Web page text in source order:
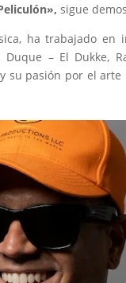
sigue
ha trabajado en
– El Dukke,
su pasión por el